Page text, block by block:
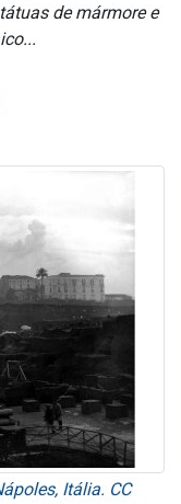
de mármore e
Itália. CC